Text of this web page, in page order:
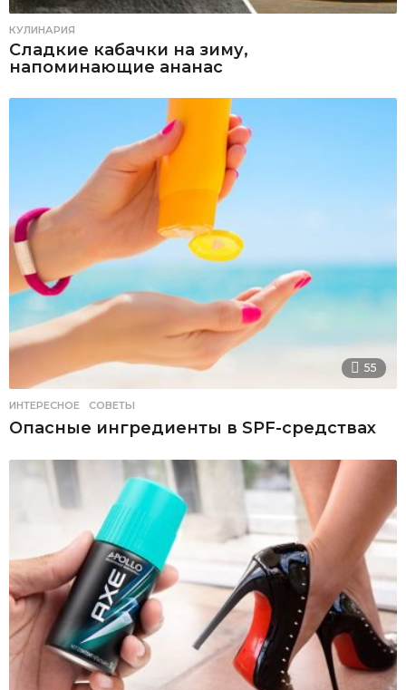
КУЛИНАРИЯ
Сладкие кабачки на зиму,
напоминающие ананас
55
ИНТЕРЕСНОЕ ,СОВЕТЫ
Опасные ингредиенты в SPF-средствах